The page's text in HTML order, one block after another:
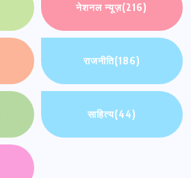
नेशनल न्यूज़(216)
राजनीति(186)
साहित्य(44)